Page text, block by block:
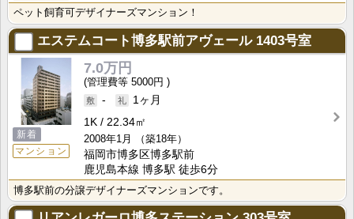
ペット飼育可デザイナーズマンション！
エステムコート博多駅前アヴェール1403号室
新着
マンション
7.0万円
5000円
-
1ヶ月
1K
22.34㎡
2008年1月
（築18年）
福岡市博多区博多駅前
鹿児島本線 博多駅 徒歩6分
博多駅前の分譲デザイナーズマンションです。